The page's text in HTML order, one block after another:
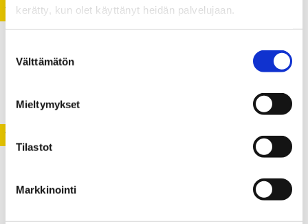
kerätty, kun olet käyttänyt heidän palvelujaan.
valinta
Välttämätön
Mieltymykset
Tilastot
Markkinointi
YLEINEN
Katse kohti vuotta 2021
YLEINEN
Ajanhallinnan ABC